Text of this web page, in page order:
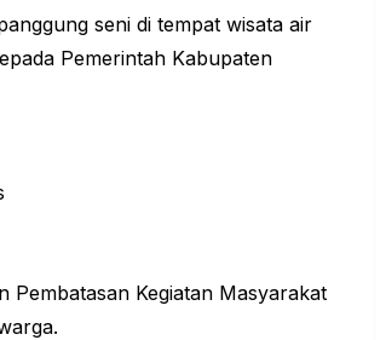
seni di tempat wisata air
Pemerintah Kabupaten
Pembatasan Kegiatan Masyarakat